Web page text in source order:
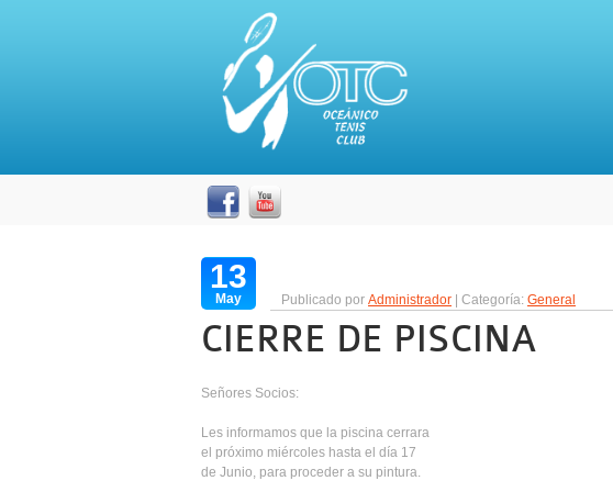
13
May Publicado por Administrador | Categoría: General
CIERRE DE PISCINA
Señores Socios:
Les informamos que la piscina cerrara
el próximo miércoles hasta el día 17
de Junio, para proceder a su pintura.